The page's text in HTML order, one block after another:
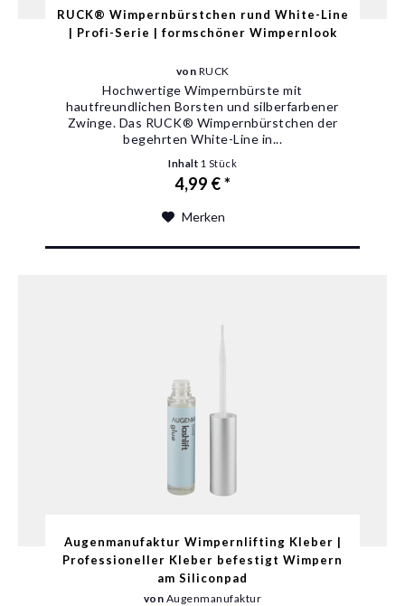
RUCK® Wimpernbürstchen rund White-Line
| Profi-Serie | formschöner Wimpernlook
von RUCK
Hochwertige Wimpernbürste mit
hautfreundlichen Borsten und silberfarbener
Zwinge. Das RUCK® Wimpernbürstchen der
begehrten White-Line in...
Inhalt 1 Stück
4,99 € *
Merken
Augenmanufaktur Wimpernlifting Kleber |
Professioneller Kleber befestigt Wimpern
am Siliconpad
von Augenmanufaktur